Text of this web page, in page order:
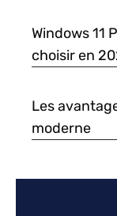
Windows 11
choisir en
Les
moderne